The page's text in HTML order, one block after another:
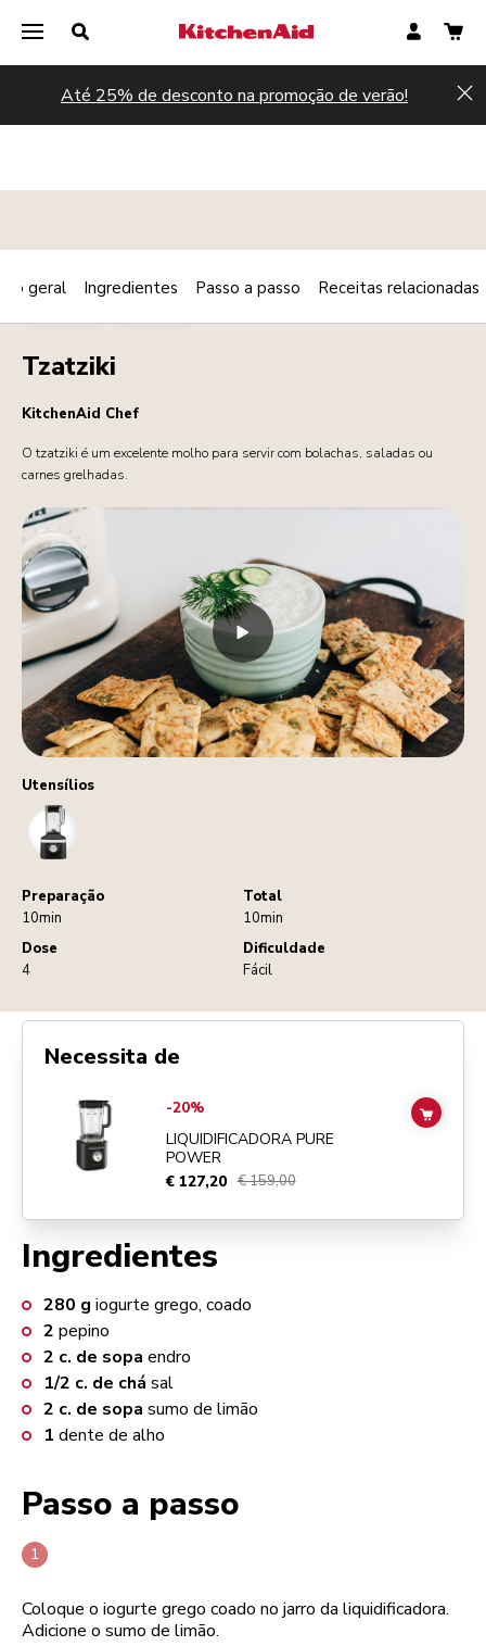
Até 25% de desconto na promoção de verão!
Utensílios
Blender
Preparação
10min
Total
10min
Dose
4
Dificuldade
Fácil
MOLHOS MOLHOS Print
Tzatziki
KitchenAid Chef
O tzatziki é um excelente molho para servir com bolachas, saladas ou
carnes grelhadas.
geral Ingredientes Passo a passo Receitas relacionadas
Ingredientes
280 g iogurte grego, coado
2 pepino
2 c. de sopa endro
1/2 c. de chá sal
2 c. de sopa sumo de limão
1 dente de alho
Passo a passo
Coloque o iogurte grego coado no jarro da liquidificadora.
Adicione o sumo de limão.
Necessita de
Go toLiquidificadora Pure Power
-20%
LIQUIDIFICADORA PURE
POWER
€ 127,20 € 159,00
ADD